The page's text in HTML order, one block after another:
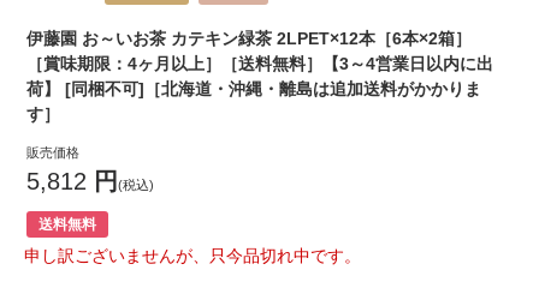
伊藤園 お～いお茶 カテキン緑茶 2LPET×12本［6本×2箱］
［賞味期限：4ヶ月以上］［送料無料］【3～4営業日以内に出
荷】 [同梱不可]［北海道・沖縄・離島は追加送料がかかりま
す］
販売価格
5,812 円(税込)
送料無料
申し訳ございませんが、只今品切れ中です。